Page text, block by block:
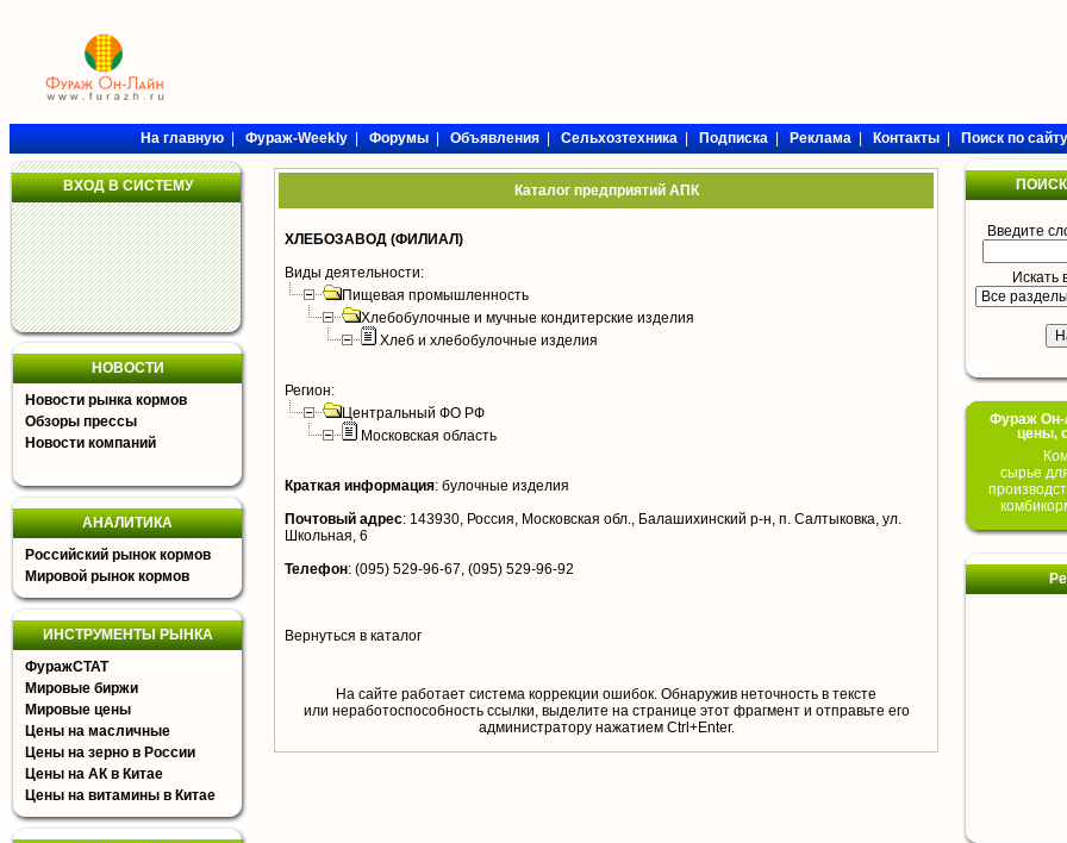
На главную|Фураж-Weekly|Форумы|Объявления|Сельхозтехника|Подписка|Реклама|Контакты|Поиск по сайту
ВХОД В СИСТЕМУ
НОВОСТИ
Новости рынка кормов
Обзоры прессы
Новости компаний
АНАЛИТИКА
Российский рынок кормов
Мировой рынок кормов
ИНСТРУМЕНТЫ РЫНКА
ФуражСТАТ
Мировые биржи
Мировые цены
Цены на масличные
Цены на зерно в России
Цены на АК в Китае
Цены на витамины в Китае
Каталог предприятий АПК
ХЛЕБОЗАВОД (ФИЛИАЛ)
Виды деятельности:
Пищевая промышленность
Хлебобулочные и мучные кондитерские изделия
Хлеб и хлебобулочные изделия
Регион:
Центральный ФО РФ
Московская область
Краткая информация: булочные изделия
Почтовый адрес: 143930, Россия, Московская обл., Балашихинский р-н, п. Салтыковка, ул.
Школьная, 6
Телефон: (095) 529-96-67, (095) 529-96-92
Вернуться в каталог
На сайте работает система коррекции ошибок. Обнаружив неточность в тексте
или неработоспособность ссылки, выделите на странице этот фрагмент и отправьте его
aдминистратору нажатием Ctrl+Enter.
Введите
Искать
Фураж Он-
цены,
сырье